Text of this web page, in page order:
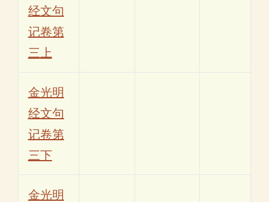
经文句
记卷第
三上
金光明
经文句
记卷第
三下
金光明